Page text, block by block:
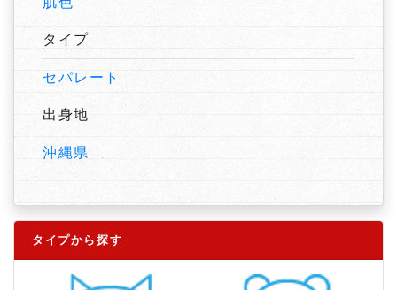
タイプ
セパレート
出身地
沖縄県
タイプから探す